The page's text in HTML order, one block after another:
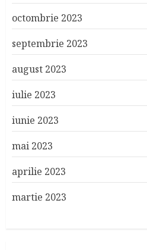
octombrie 2023
septembrie 2023
august 2023
iulie 2023
iunie 2023
mai 2023
aprilie 2023
martie 2023